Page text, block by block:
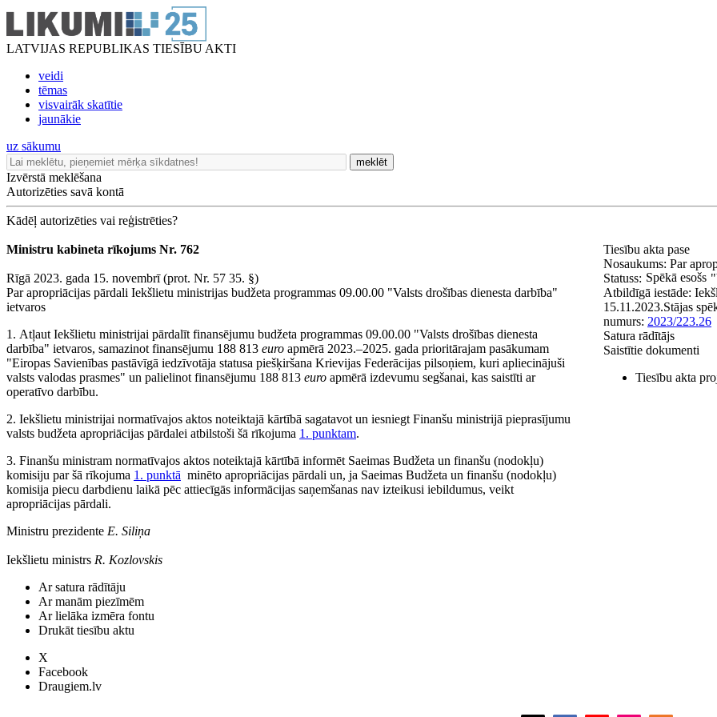
LATVIJAS REPUBLIKAS TIESĪBU AKTI
veidi
tēmas
visvairāk skatītie
jaunākie
uz sākumu
meklēt
Izvērstā meklēšana
Autorizēties savā kontā
Kādēļ autorizēties vai reģistrēties?
Ministru kabineta rīkojums Nr. 762
Rīgā 2023. gada 15. novembrī (prot. Nr. 57 35. §)
Par apropriācijas pārdali Iekšlietu ministrijas budžeta programmas 09.00.00 "Valsts drošības dienesta darbība"
ietvaros
1. Atļaut Iekšlietu ministrijai pārdalīt finansējumu budžeta programmas 09.00.00 "Valsts drošības dienesta
darbība" ietvaros, samazinot finansējumu 188 813 euro apmērā 2023.–2025. gada prioritārajam pasākumam
"Eiropas Savienības pastāvīgā iedzīvotāja statusa piešķiršana Krievijas Federācijas pilsoņiem, kuri apliecinājuši
valsts valodas prasmes" un palielinot finansējumu 188 813 euro apmērā izdevumu segšanai, kas saistīti ar
operatīvo darbību.
2. Iekšlietu ministrijai normatīvajos aktos noteiktajā kārtībā sagatavot un iesniegt Finanšu ministrijā pieprasījumu
valsts budžeta apropriācijas pārdalei atbilstoši šā rīkojuma 1. punktam.
3. Finanšu ministram normatīvajos aktos noteiktajā kārtībā informēt Saeimas Budžeta un finanšu (nodokļu)
komisiju par šā rīkojuma 1. punktā minēto apropriācijas pārdali un, ja Saeimas Budžeta un finanšu (nodokļu)
komisija piecu darbdienu laikā pēc attiecīgās informācijas saņemšanas nav izteikusi iebildumus, veikt
apropriācijas pārdali.
Ministru prezidente E. Siliņa
Iekšlietu ministrs R. Kozlovskis
Tiesību akta pase
Nosaukums: Par
Statuss: Spēkā esošs
Atbildīgā iestāde:
15.11.2023.Stājas
numurs: 2023/223.26
Satura rādītājs
Saistītie dokumenti
Tiesību akta
Ar satura rādītāju
Ar manām piezīmēm
Ar lielāka izmēra fontu
Drukāt tiesību aktu
X
Facebook
Draugiem.lv